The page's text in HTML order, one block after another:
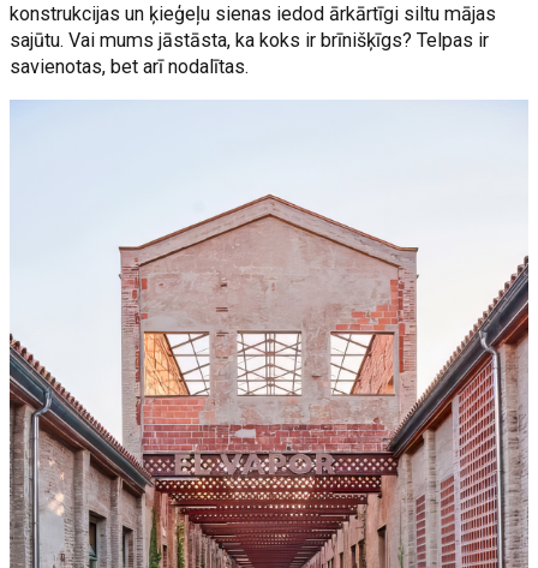
konstrukcijas un ķieģeļu sienas iedod ārkārtīgi siltu mājas
sajūtu. Vai mums jāstāsta, ka koks ir brīnišķīgs? Telpas ir
savienotas, bet arī nodalītas.